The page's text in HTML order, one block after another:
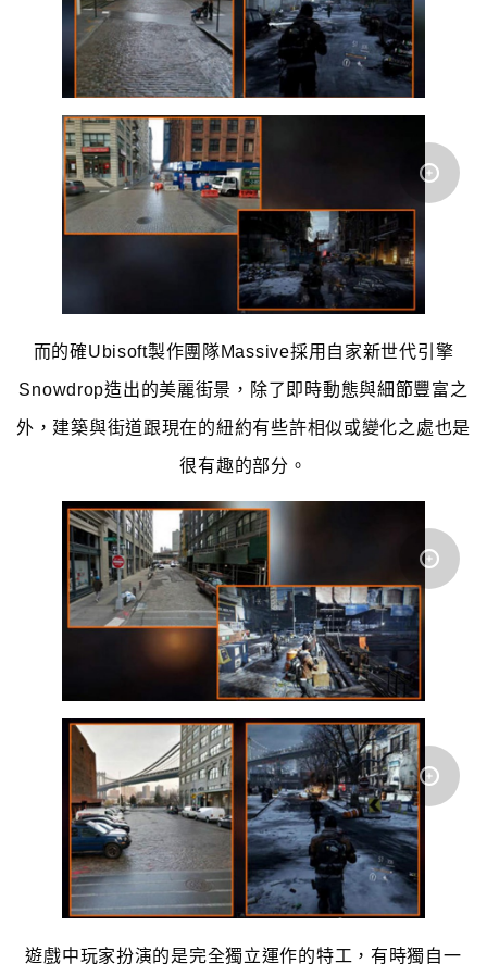
而的確Ubisoft製作團隊Massive採用自家新世代引擎
Snowdrop造出的美麗街景，除了即時動態與細節豐富之
外，建築與街道跟現在的紐約有些許相似或變化之處也是
很有趣的部分。
遊戲中玩家扮演的是完全獨立運作的特工，有時獨自一